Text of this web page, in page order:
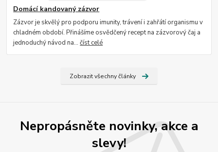
Domácí kandovaný zázvor
Zázvor je skvělý pro podporu imunity, trávení i zahřátí organismu v
chladném období. Přinášíme osvědčený recept na zázvorový čaj a
jednoduchý návod na...číst celé
Zobrazit všechny články
Nepropásněte novinky, akce a
slevy!